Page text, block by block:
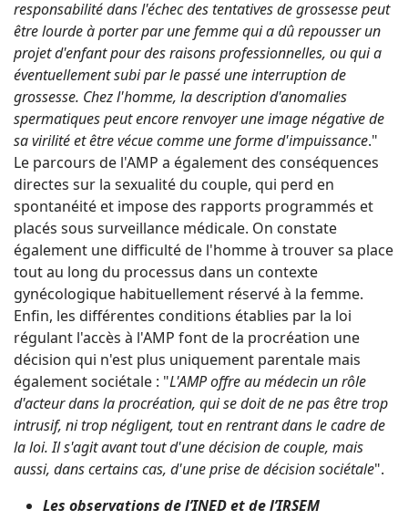
responsabilité dans l'échec des tentatives de grossesse peut
être lourde à porter par une femme qui a dû repousser un
projet d'enfant pour des raisons professionnelles, ou qui a
éventuellement subi par le passé une interruption de
grossesse. Chez l'homme, la description d'anomalies
spermatiques peut encore renvoyer une image négative de
sa virilité et être vécue comme une forme d'impuissance."
Le parcours de l'AMP a également des conséquences
directes sur la sexualité du couple, qui perd en
spontanéité et impose des rapports programmés et
placés sous surveillance médicale. On constate
également une difficulté de l'homme à trouver sa place
tout au long du processus dans un contexte
gynécologique habituellement réservé à la femme.
Enfin, les différentes conditions établies par la loi
régulant l'accès à l'AMP font de la procréation une
décision qui n'est plus uniquement parentale mais
également sociétale : "L'AMP offre au médecin un rôle
d'acteur dans la procréation, qui se doit de ne pas être trop
intrusif, ni trop négligent, tout en rentrant dans le cadre de
la loi. Il s'agit avant tout d'une décision de couple, mais
aussi, dans certains cas, d'une prise de décision sociétale".
Les observations de l’INED et de l’IRSEM